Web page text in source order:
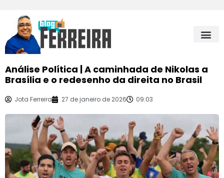
Análise Política | A caminhada de Nikolas a
Brasília e o redesenho da direita no Brasil
Jota Ferreira 27 de janeiro de 2026 09:03